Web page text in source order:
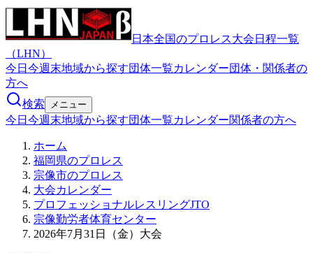
日本全国のプロレス大会日程一覧
（LHN）
今日 今週末地域から探す団体一覧カレンダー団体・関係者の
方へ
検索
メニュー
今日 今週末地域から探す団体一覧カレンダー関係者の方へ
ホーム
福岡県のプロレス
宗像市のプロレス
大会カレンダー
プロフェッショナルレスリングJTO
宗像勤労者体育センター
2026年7月31日（金）大会